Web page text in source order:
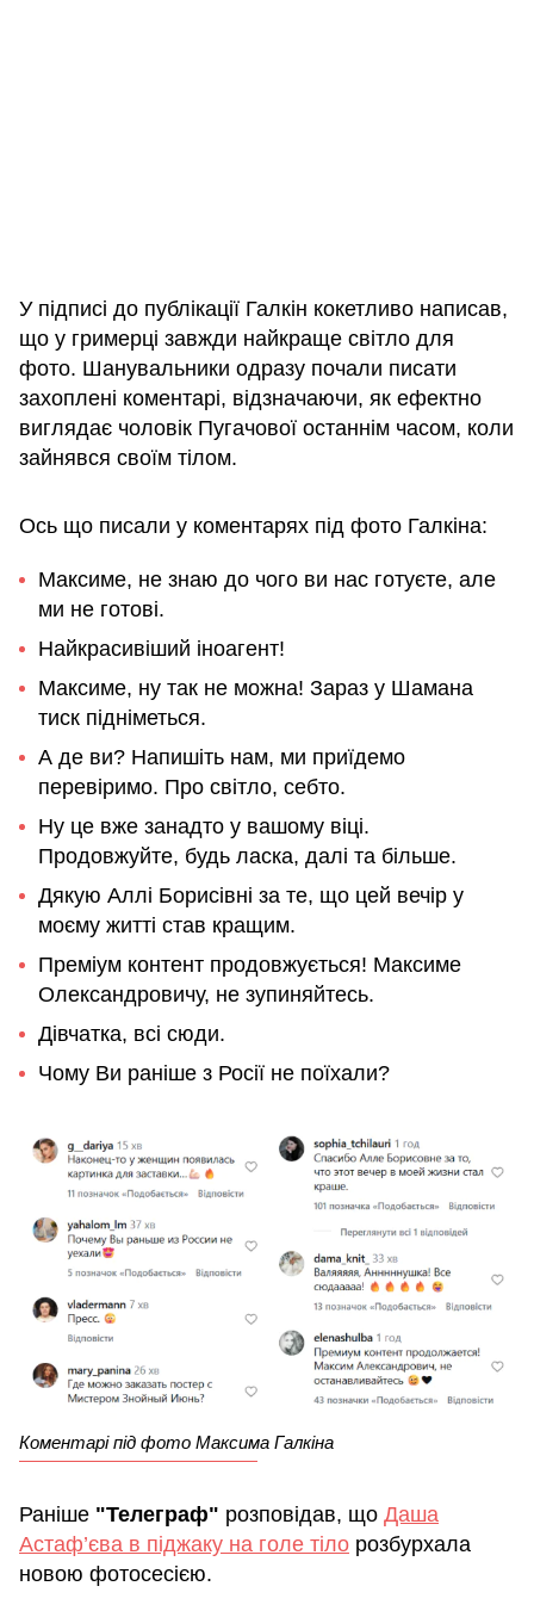
У підписі до публікації Галкін кокетливо написав,
що у гримерці завжди найкраще світло для
фото. Шанувальники одразу почали писати
захоплені коментарі, відзначаючи, як ефектно
виглядає чоловік Пугачової останнім часом, коли
зайнявся своїм тілом.
Ось що писали у коментарях під фото Галкіна:
Максиме, не знаю до чого ви нас готуєте, але
ми не готові.
Найкрасивіший іноагент!
Максиме, ну так не можна! Зараз у Шамана
тиск підніметься.
А де ви? Напишіть нам, ми приїдемо
перевіримо. Про світло, себто.
Ну це вже занадто у вашому віці.
Продовжуйте, будь ласка, далі та більше.
Дякую Аллі Борисівні за те, що цей вечір у
моєму житті став кращим.
Преміум контент продовжується! Максиме
Олександровичу, не зупиняйтесь.
Дівчатка, всі сюди.
Чому Ви раніше з Росії не поїхали?
Коментарі під фото Максима Галкіна
Раніше "Телеграф" розповідав, що Даша
Астаф’єва в піджаку на голе тіло розбурхала
новою фотосесією.